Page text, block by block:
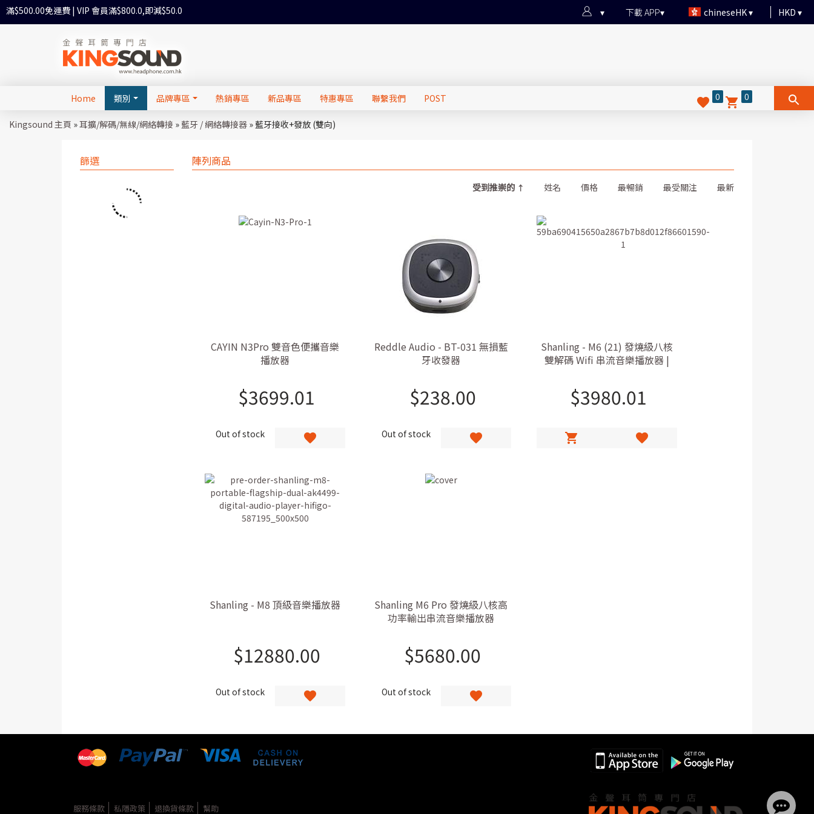
滿$500.00免運費 | VIP 會員滿$800.0,即減$50.0 chineseHK HKD
下載 APP
Home 類別 品牌專區 熱銷專區 新品專區 特惠專區 聯繫我們 POST 0 0
Kingsound 主頁 »耳擴/解碼/無線/網絡轉接 » 藍牙 / 網絡轉接器 » 藍牙接收+發放 (雙向)
篩選 陣列商品
受到推崇的 姓名 價格 最暢銷 最受關注 最新
CAYIN N3Pro 雙音色便攜音樂
播放器
$3699.01
Out of stock
Reddle Audio - BT-031 無損藍
牙收發器
$238.00
Out of stock
Shanling - M6 (21) 發燒級八核
雙解碼 Wifi 串流音樂播放器 |
$3980.01
Shanling - M8 頂級音樂播放器
$12880.00
Out of stock
Shanling M6 Pro 發燒級八核高
功率輸出串流音樂播放器
$5680.00
Out of stock
服務條款 私隱政策 退換貨條款 幫助